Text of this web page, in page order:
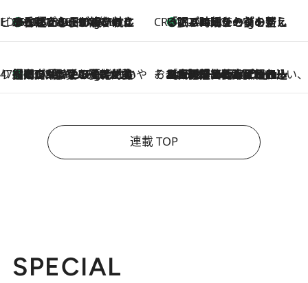
ビューティいいもの集め EDITORS' BEST
10 Minutes Ago
35℃超えの日の夜、枕にひと吹き！ BAUMのルームスプレーが、ひのきの香りで心まで解きほぐす CREA'S CHOICE
10 Minutes Ago
「眠る時刻をセットする」——眠りの前を整える、バルミューダの新しいアプローチ
47都道府県の手みやげ ひんやりスイーツで夏を満喫
10 Minutes Ago
【岡山県】この夏絶対食べたい 冷やしておいしいおやつ3選 フルーツが主役のプリンやアイスが勢揃い そおだよおこの関西おいしい、おやつ紀行
2026.8.9
［大阪府箕面市］一皿一皿目の前で仕上げられる、料理を巧みに組み込んだアシェットデセールコース「ミチル アシェット デセール（Michiru assiette dessert）」
連載 TOP
SPECIAL